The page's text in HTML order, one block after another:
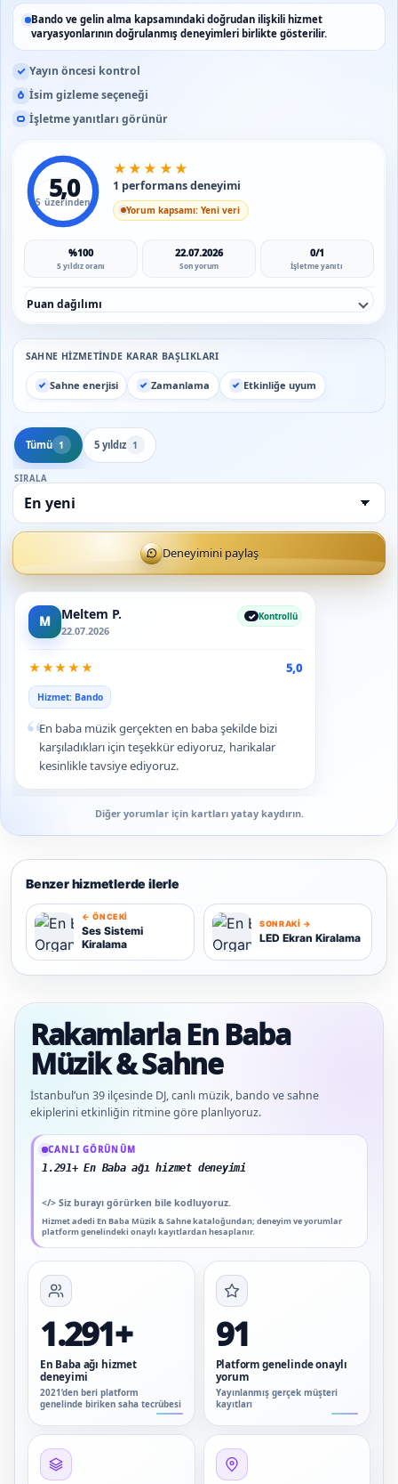
Bando ve gelin alma kapsamındaki doğrudan ilişkili hizmet
varyasyonlarının doğrulanmış deneyimleri birlikte gösterilir.
Yayın öncesi kontrol
İsim gizleme seçeneği
İşletme yanıtları görünür
5,0
5 üzerinden
★ ★ ★ ★ ★
1 performans deneyimi
Yorum kapsamı: Yeni veri
%100
5 yıldız oranı
22.07.2026
Son yorum
0/1
İşletme yanıtı
Puan dağılımı
SAHNE HIZMETINDE KARAR BAŞLIKLARI
Sahne enerjisi Zamanlama Etkinliğe uyum
Tümü 1 5 yıldız 1
SIRALA
Deneyimini paylaş
M Meltem P.
22.07.2026
Kontrollü
★★★★★ 5,0
Hizmet: Bando
“En baba müzik gerçekten en baba şekilde bizi
karşıladıkları için teşekkür ediyoruz, harikalar
kesinlikle tavsiye ediyoruz.
Diğer yorumlar için kartları yatay kaydırın.
Benzer hizmetlerde ilerle
← ÖNCEKI
Ses Sistemi
Kiralama
SONRAKI →
LED Ekran Kiralama
Rakamlarla En Baba
Müzik & Sahne
İstanbul’un 39 ilçesinde DJ, canlı müzik, bando ve sahne
ekiplerini etkinliğin ritmine göre planlıyoruz.
CANLI GÖRÜNÜM
1.291+ En Baba ağı hizmet deneyimi
</> Siz burayı görürken bile kodluyoruz.
Hizmet adedi En Baba Müzik & Sahne kataloğundan; deneyim ve yorumlar
platform genelindeki onaylı kayıtlardan hesaplanır.
Güncel veriler: 1.291+ En Baba ağı hizmet deneyimi; 91 platform genelinde
1.291+
En Baba ağı hizmet
deneyimi
2021’den beri platform
genelinde biriken saha tecrübesi
91
Platform genelinde onaylı
yorum
Yayınlanmış gerçek müşteri
kayıtları